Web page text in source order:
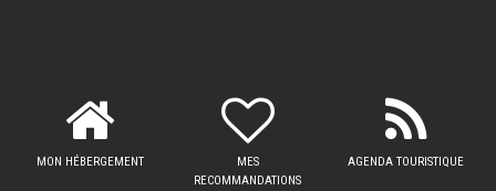
MON HÉBERGEMENT
MES
RECOMMANDATIONS
AGENDA TOURISTIQUE